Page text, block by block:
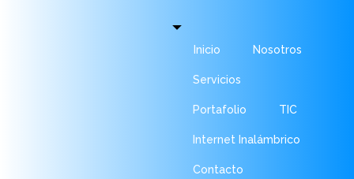
Inicio Nosotros
Servicios
Portafolio TIC
Internet Inalámbrico
Contacto